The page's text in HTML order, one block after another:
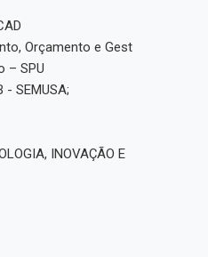
Orçamento e Gest
– SPU
SEMUSA;
INOVAÇÃO E